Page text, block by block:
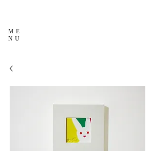
ME
NU